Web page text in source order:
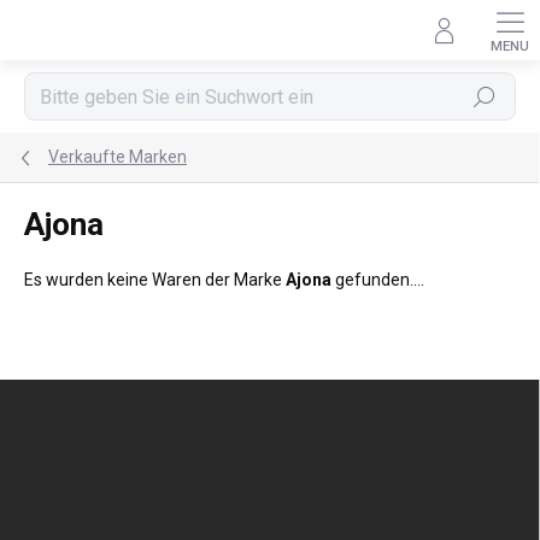
Suchen
Verkaufte Marken
Ajona
Es wurden keine Waren der Marke Ajona gefunden....